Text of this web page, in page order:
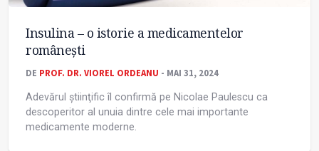
Insulina – o istorie a medicamentelor
românești
DE PROF. DR. VIOREL ORDEANU - MAI 31, 2024
Adevărul știinţific îl confirmă pe Nicolae Paulescu ca
descoperitor al unuia dintre cele mai importante
medicamente moderne.